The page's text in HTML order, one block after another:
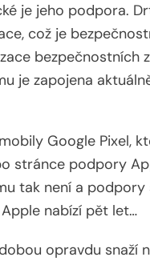
je jeho podpora.
což je
bezpečnostních
je zapojena
Google Pixel,
stránce podpory
tak není a podpory
nabízí pět let…
opravdu snaží